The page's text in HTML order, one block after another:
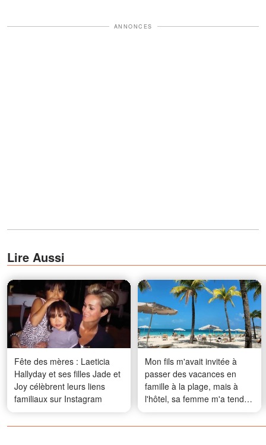
ANNONCES
Lire Aussi
Fête des mères : Laeticia
Hallyday et ses filles Jade et
Joy célèbrent leurs liens
familiaux sur Instagram
Mon fils m'avait invitée à
passer des vacances en
famille à la plage, mais à
l'hôtel, sa femme m'a tendu
une liste en me disant : «
C'est pour ça qu'on t'a